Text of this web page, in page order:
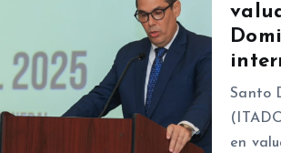
Santo
en